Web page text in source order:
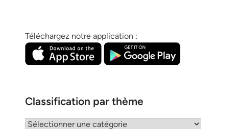
Téléchargez notre application :
Classification par thème
Classification